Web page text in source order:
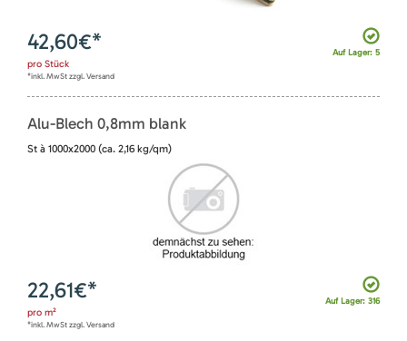
Auf Lager: 5
42,60€*
pro Stück
*inkl. MwSt zzgl. Versand
Alu-Blech 0,8mm blank
St à 1000x2000 (ca. 2,16 kg/qm)
Auf Lager: 316
22,61€*
pro m²
*inkl. MwSt zzgl. Versand